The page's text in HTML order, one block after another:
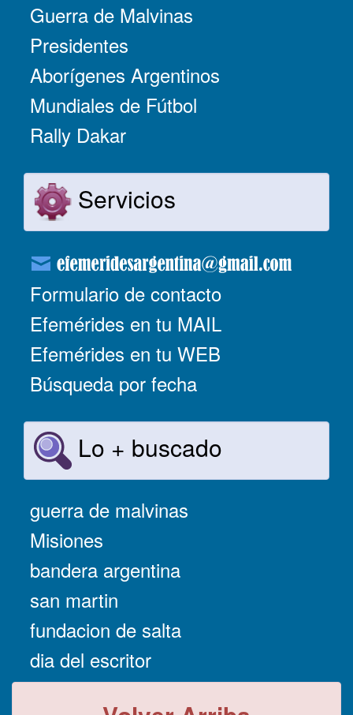
Guerra de Malvinas
Presidentes
Aborígenes Argentinos
Mundiales de Fútbol
Rally Dakar
Servicios
Formulario de contacto
Efemérides en tu MAIL
Efemérides en tu WEB
Búsqueda por fecha
Lo + buscado
guerra de malvinas
Misiones
bandera argentina
san martin
fundacion de salta
dia del escritor